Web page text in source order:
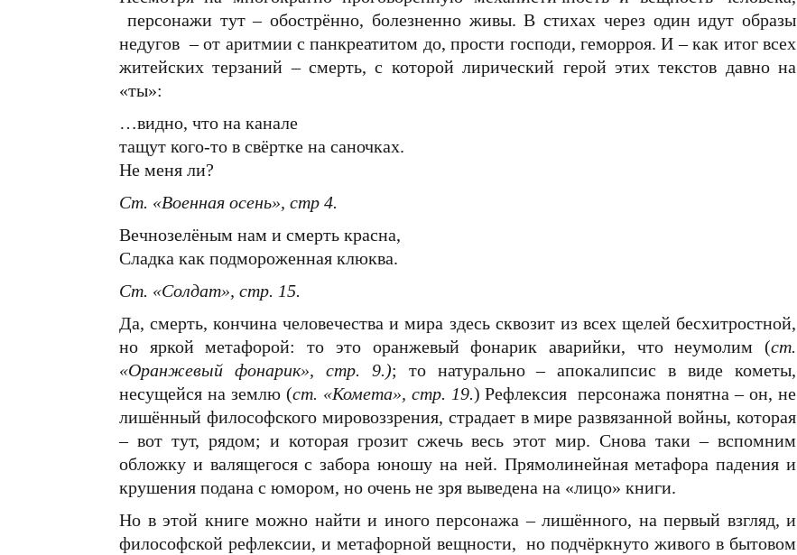
персонажи тут – обострённо, болезненно живы. В стихах через один идут образы
недугов – от аритмии с панкреатитом до, прости господи, геморроя. И – как итог всех
житейских терзаний – смерть, с которой лирический герой этих текстов давно на
«ты»:
…видно, что на канале
тащут кого-то в свёртке на саночках.
Не меня ли?
Ст. «Военная осень», стр 4.
Вечнозелёным нам и смерть красна,
Сладка как подмороженная клюква.
Ст. «Солдат», стр. 15.
Да, смерть, кончина человечества и мира здесь сквозит из всех щелей бесхитростной,
но яркой метафорой: то это оранжевый фонарик аварийки, что неумолим (ст.
«Оранжевый фонарик», стр. 9.); то натурально – апокалипсис в виде кометы,
несущейся на землю (ст. «Комета», стр. 19.) Рефлексия персонажа понятна – он, не
лишённый философского мировоззрения, страдает в мире развязанной войны, которая
– вот тут, рядом; и которая грозит сжечь весь этот мир. Снова таки – вспомним
обложку и валящегося с забора юношу на ней. Прямолинейная метафора падения и
крушения подана с юмором, но очень не зря выведена на «лицо» книги.
Но в этой книге можно найти и иного персонажа – лишённого, на первый взгляд, и
философской рефлексии, и метафорной вещности, но подчёркнуто живого в бытовом